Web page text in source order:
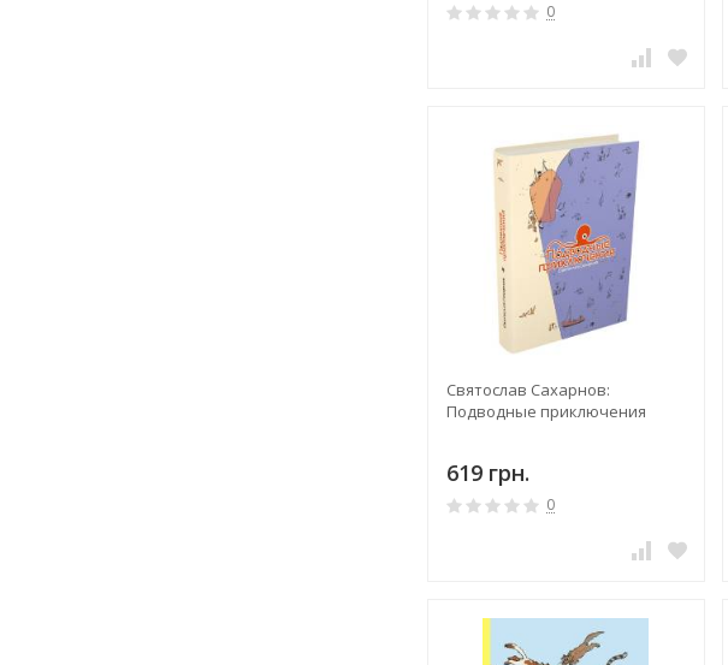
0
Святослав Сахарнов:
Подводные приключения
619 грн.
0